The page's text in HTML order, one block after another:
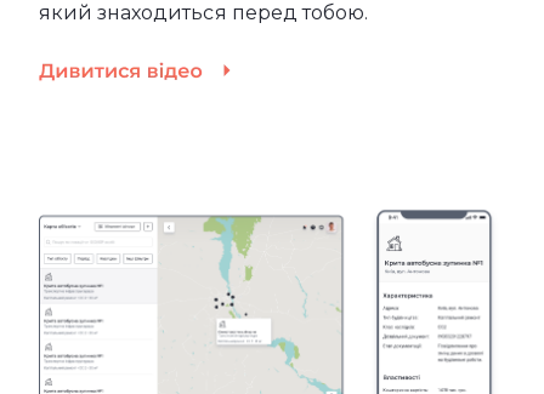
який знаходиться перед тобою.